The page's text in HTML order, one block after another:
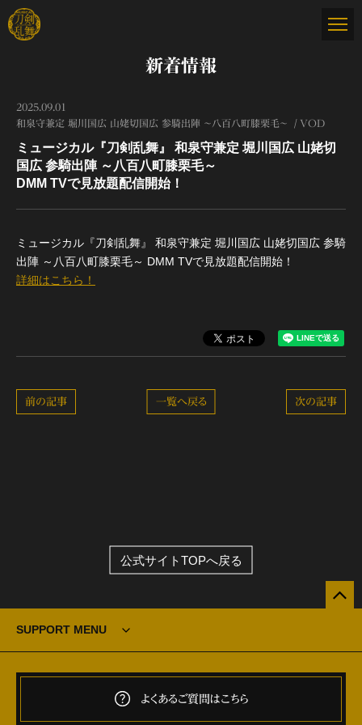
新着情報
2025.09.01
和泉守兼定 堀川国広 山姥切国広 参騎出陣 ～八百八町膝栗毛～
VOD
ミュージカル『刀剣乱舞』 和泉守兼定 堀川国広 山姥切
国広 参騎出陣 ～八百八町膝栗毛～
DMM TVで見放題配信開始！
ミュージカル『刀剣乱舞』 和泉守兼定 堀川国広 山姥切国広 参騎
出陣 ～八百八町膝栗毛～ DMM TVで見放題配信開始！
詳細はこちら！
次の記事
一覧へ戻る
前の記事
公式サイトTOPへ戻る
SUPPORT MENU
よくあるご質問はこちら